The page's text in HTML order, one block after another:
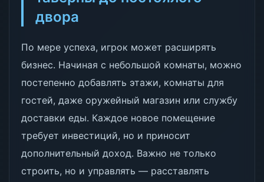
двора
По мере успеха, игрок может расширять
бизнес. Начиная с небольшой комнаты, можно
постепенно добавлять этажи, комнаты для
гостей, даже оружейный магазин или службу
доставки еды. Каждое новое помещение
требует инвестиций, но и приносит
дополнительный доход. Важно не только
строить, но и управлять — расставлять